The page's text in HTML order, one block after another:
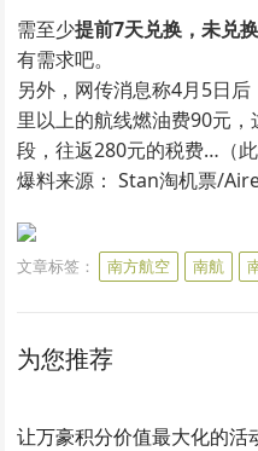
需至少提前7天兑换，未兑
有需求吧。
另外，网传消息称4月5日后
里以上的航线燃油费90元
段，往返280元的税费…（此
爆料来源：Stan淘机票/
文章标签： 南方航空 南航
为您推荐
让万豪积分价值最大化的